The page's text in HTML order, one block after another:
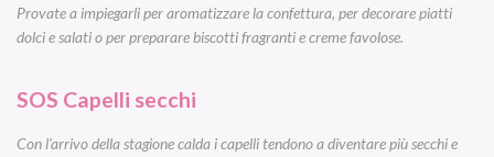
Provate a impiegarli per aromatizzare la confettura, per decorare piatti
dolci e salati o per preparare biscotti fragranti e creme favolose.
SOS Capelli secchi
Con l’arrivo della stagione calda i capelli tendono a diventare più secchi e